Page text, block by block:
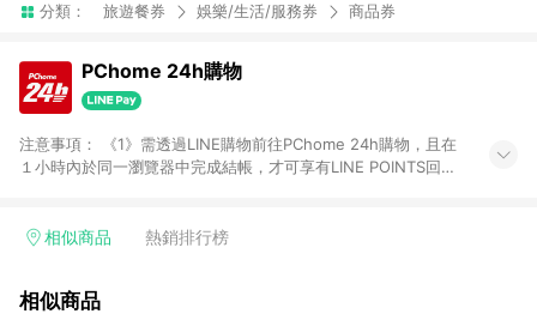
分類： 旅遊餐券 娛樂/生活/服務券 商品券
PChome 24h購物
注意事項： 《1》需透過LINE購物前往PChome 24h購物，且在
１小時內於同一瀏覽器中完成結帳，才可享有LINE POINTS回饋
在點數回饋範圍內。 《3》如取消訂單、退貨、購物中登出
品、票券、訂閱方案、PChome儲值商品、企業專區/企業採購、
相似商品 熱銷排行榜
相似商品